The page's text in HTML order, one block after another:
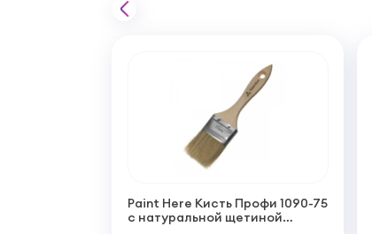
Paint Here Кисть Профи 1090-75
с натуральной щетиной